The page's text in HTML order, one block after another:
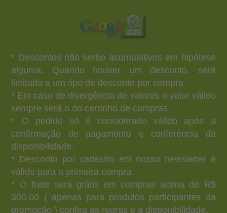
* Descontos não serão acumulativos em hipótese
alguma. Quando houver um desconto, será
limitado a um tipo de desconto por compra.
* Em caso de divergência de valores o valor válido
sempre será o do carrinho de compras.
* O pedido só é considerado válido após a
confirmação de pagamento e conferência da
disponibilidade.
* Desconto por cadastro em nosso newsletter é
válido para a primeira compra.
* O frete será grátis em compras acima de R$
300,00 ( apenas para produtos participantes da
promoção ) confira as regras e a disponibilidade.